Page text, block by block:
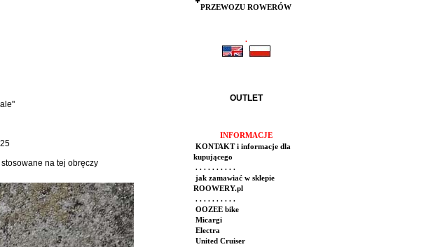
na tej obręczy
PRZEWOZU ROWERÓW
.
OUTLET
INFORMACJE
KONTAKT i informacje dla
kupującego
. . . . . . . . . .
jak zamawiać w sklepie
ROOWERY.pl
. . . . . . . . . .
OOZEE bike
Micargi
Electra
United Cruiser